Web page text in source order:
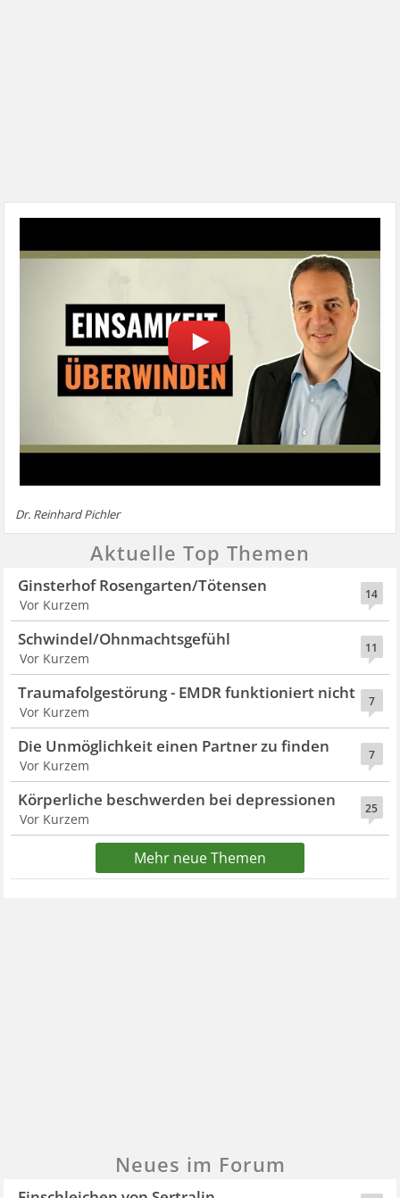
Dr. Reinhard Pichler
Aktuelle Top Themen
14
Ginsterhof Rosengarten/Tötensen
Vor Kurzem
11
Schwindel/Ohnmachtsgefühl
Vor Kurzem
7
Traumafolgestörung - EMDR funktioniert nicht
Vor Kurzem
7
Die Unmöglichkeit einen Partner zu finden
Vor Kurzem
25
Körperliche beschwerden bei depressionen
Vor Kurzem
Mehr neue Themen
Neues im Forum